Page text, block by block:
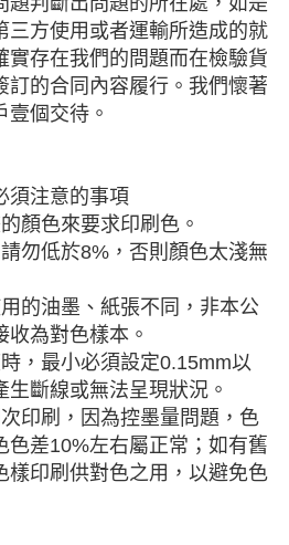
三方使用或者運輸所造成的就
實存在我們的問題而在檢驗貨
訂的合同內容履行。我們懷著
個交待。
須注意的事項
顏色來要求印刷色。
勿低於8%，否則顏色太淺無
的油墨、紙張不同，非本公
為對色樣本。
，最小必須設定0.15mm以
斷線或無法呈現狀況。
印刷，因為控墨量問題，色
色差10%左右屬正常；如有舊
樣印刷供對色之用，以避免色